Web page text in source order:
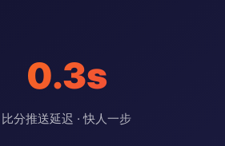
0.3s
比分推送延迟 · 快人一步